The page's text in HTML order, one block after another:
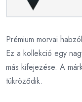
Prémium morvai
Ez a kollekció egy
más kifejezése. A
tükröződik.